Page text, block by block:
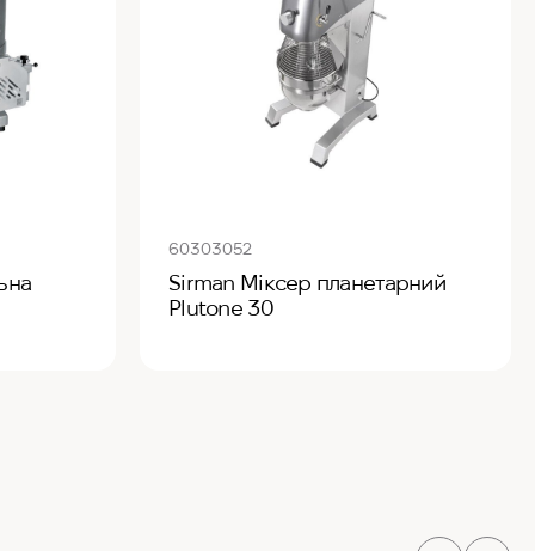
60303052
Sirman Міксер планетарний
Plutone 30